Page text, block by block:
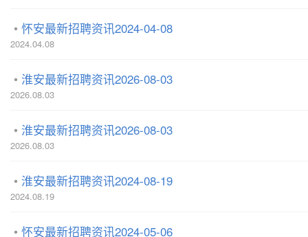
怀安最新招聘资讯2024-04-08
2024.04.08
淮安最新招聘资讯2026-08-03
2026.08.03
淮安最新招聘资讯2026-08-03
2026.08.03
淮安最新招聘资讯2024-08-19
2024.08.19
怀安最新招聘资讯2024-05-06